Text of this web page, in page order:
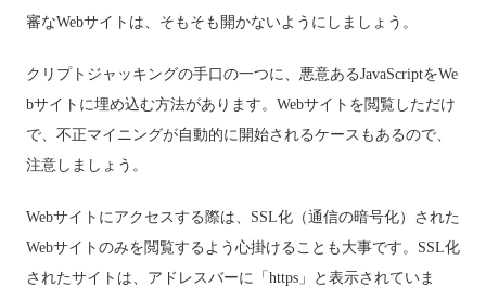
審なWebサイトは、そもそも開かないようにしましょう。
クリプトジャッキングの手口の一つに、悪意あるJavaScriptをWe
bサイトに埋め込む方法があります。Webサイトを閲覧しただけ
で、不正マイニングが自動的に開始されるケースもあるので、
注意しましょう。
Webサイトにアクセスする際は、SSL化（通信の暗号化）された
Webサイトのみを閲覧するよう心掛けることも大事です。SSL化
されたサイトは、アドレスバーに「https」と表示されていま